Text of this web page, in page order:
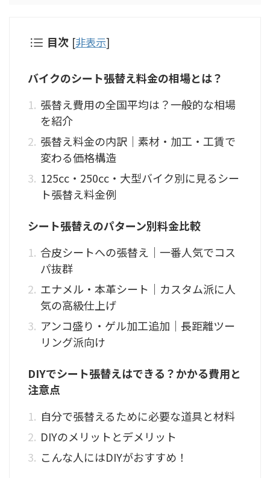
目次 [非表示]
バイクのシート張替え料金の相場とは？
張替え費用の全国平均は？一般的な相場
を紹介
張替え料金の内訳｜素材・加工・工賃で
変わる価格構造
125cc・250cc・大型バイク別に見るシー
ト張替え料金例
シート張替えのパターン別料金比較
合皮シートへの張替え｜一番人気でコス
パ抜群
エナメル・本革シート｜カスタム派に人
気の高級仕上げ
アンコ盛り・ゲル加工追加｜長距離ツー
リング派向け
DIYでシート張替えはできる？かかる費用と
注意点
自分で張替えるために必要な道具と材料
DIYのメリットとデメリット
こんな人にはDIYがおすすめ！